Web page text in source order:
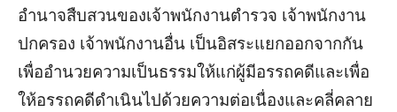
อำนาจสืบสวนของเจ้าพนักงานตำรวจ เจ้าพนักงาน
ปกครอง เจ้าพนักงานอื่น เป็นอิสระแยกออกจากกัน
เพื่ออำนวยความเป็นธรรมให้แก่ผู้มีอรรถคดีและเพื่อ
ให้อรรถคดีดำเนินไปด้วยความต่อเนื่องและคลี่คลาย